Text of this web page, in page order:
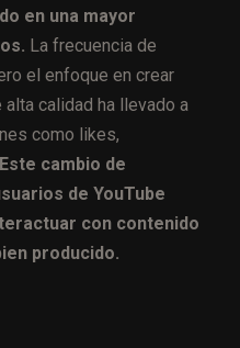
en una mayor
La frecuencia de
el enfoque en crear
calidad ha llevado a
como likes,
Este cambio de
de YouTube
con contenido
producido.